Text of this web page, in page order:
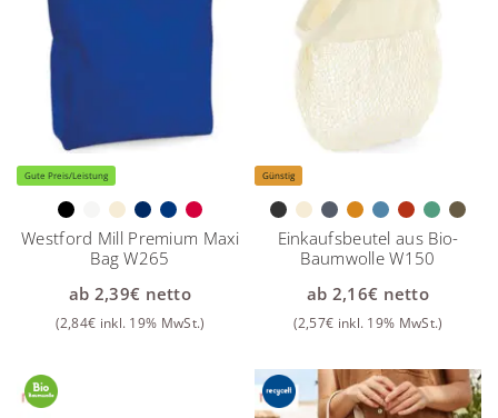
Gute Preis/Leistung
Westford Mill Premium Maxi
Bag W265
ab 2,39€ netto
(2,84€ inkl. 19% MwSt.)
Günstig
Einkaufsbeutel aus Bio-
Baumwolle W150
ab 2,16€ netto
(2,57€ inkl. 19% MwSt.)